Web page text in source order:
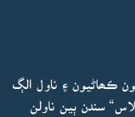
ڪھاڻيون ۽ ناول الڳ
سندن ٻين ناولن